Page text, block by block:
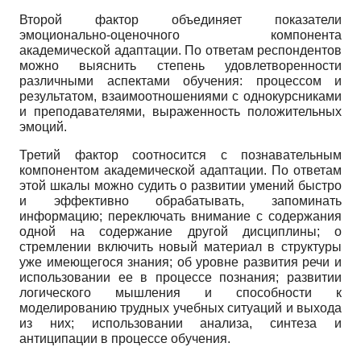
Второй фактор объединяет показатели
эмоционально-оценочного компонента
академической адаптации. По ответам респондентов
можно выяснить степень удовлетворенности
различными аспектами обучения: процессом и
результатом, взаимоотношениями с однокурсниками
и преподавателями, выраженность положительных
эмоций.
Третий фактор соотносится с познавательным
компонентом академической адаптации. По ответам
этой шкалы можно судить о развитии умений быстро
и эффективно обрабатывать, запоминать
информацию; переключать внимание с содержания
одной на содержание другой дисциплины; о
стремлении включить новый материал в структуры
уже имеющегося знания; об уровне развития речи и
использовании ее в процессе познания; развитии
логического мышления и способности к
моделированию трудных учебных ситуаций и выхода
из них; использовании анализа, синтеза и
антиципации в процессе обучения.